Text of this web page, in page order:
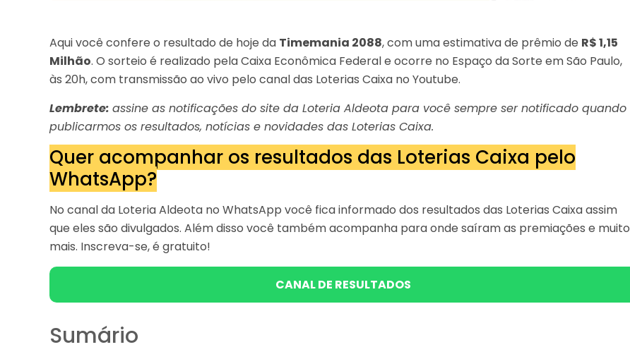
Aqui você confere o resultado de hoje da Timemania 2088, com uma estimativa de prêmio de R$ 1,15
Milhão. O sorteio é realizado pela Caixa Econômica Federal e ocorre no Espaço da Sorte em São Paulo,
às 20h, com transmissão ao vivo pelo canal das Loterias Caixa no Youtube.
Lembrete:assine as notificações do site da Loteria Aldeota para você sempre ser notificado quando
publicarmos os resultados, notícias e novidades das Loterias Caixa.
Quer acompanhar os resultados das Loterias Caixa pelo
WhatsApp?
No canal da Loteria Aldeota no WhatsApp você fica informado dos resultados das Loterias Caixa assim
que eles são divulgados. Além disso você também acompanha para onde saíram as premiações e muito
mais. Inscreva-se, é gratuito!
CANAL DE RESULTADOS
Sumário